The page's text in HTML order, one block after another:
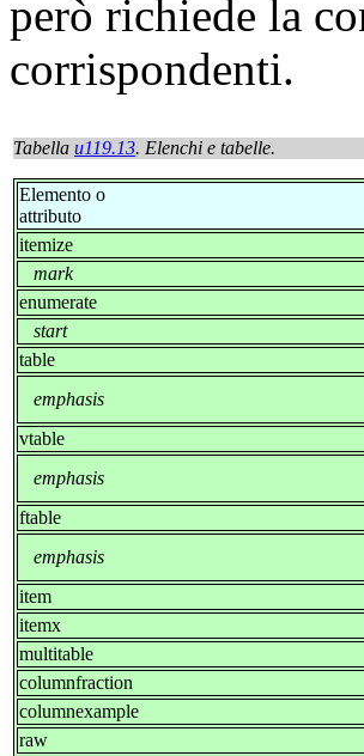
però richiede la
corrispondenti.
Tabella u119.13. Elenchi e tabelle.
Elemento o
attributo
itemize
mark
enumerate
start
table
emphasis
vtable
emphasis
ftable
emphasis
item
itemx
multitable
columnfraction
columnexample
raw